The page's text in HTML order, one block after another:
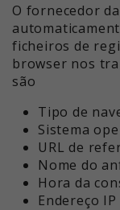
O fornecedor
ficheiros de
browser nos
são
Tipo de
Sistema
URL de
Nome do
Hora da
Endereço IP